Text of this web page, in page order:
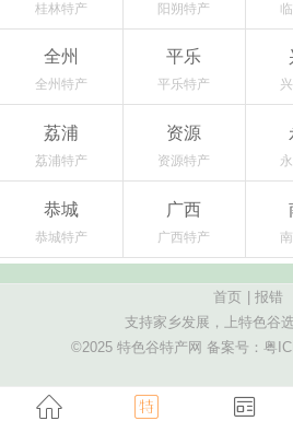
桂林特产 阳朔特产
全州
全州特产
平乐
平乐特产
荔浦
荔浦特产
资源
资源特产
恭城
恭城特产
广西
广西特产
首页
报错
支持家乡发展，上特色谷
©2025 特色谷特产网 备案号： 粤